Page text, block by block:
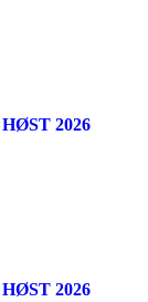
2026
2026